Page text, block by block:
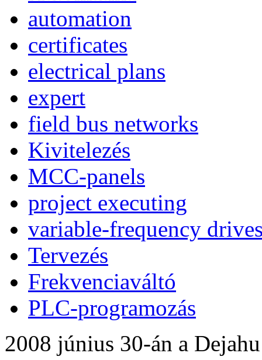
automation
certificates
electrical plans
expert
field bus networks
Kivitelezés
MCC-panels
project executing
variable-frequency
Tervezés
Frekvenciaváltó
PLC-programozás
2008 június 30-án a